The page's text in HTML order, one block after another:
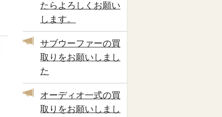
たらよろしくお願い
します。
サブウーファーの買
取りをお願いしまし
た
オーディオ一式の買
取りをお願いしまし